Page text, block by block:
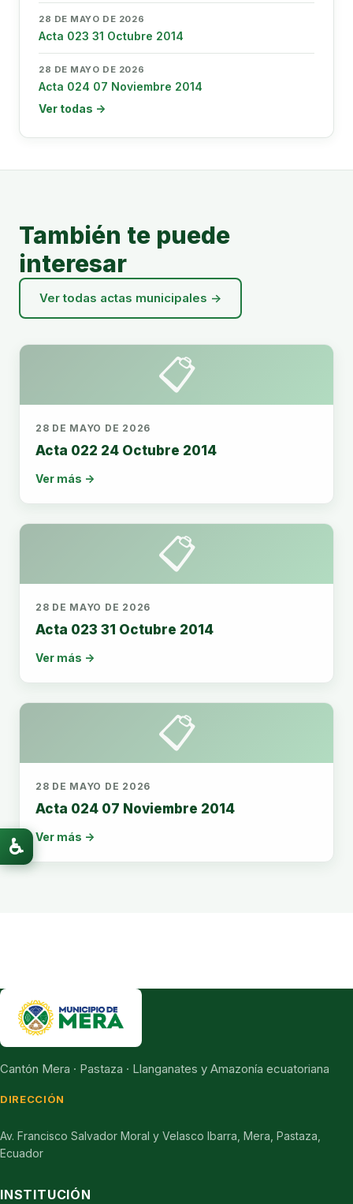
28 DE MAYO DE 2026
Acta 023 31 Octubre 2014
28 DE MAYO DE 2026
Acta 024 07 Noviembre 2014
Ver todas →
También te puede
interesar
Ver todas actas municipales →
📋
28 DE MAYO DE 2026
Acta 022 24 Octubre 2014
Ver más →
📋
28 DE MAYO DE 2026
Acta 023 31 Octubre 2014
Ver más →
📋
28 DE MAYO DE 2026
Acta 024 07 Noviembre 2014
Ver más →
Cantón Mera · Pastaza · Llanganates y Amazonía ecuatoriana
DIRECCIÓN
Av. Francisco Salvador Moral y Velasco Ibarra, Mera, Pastaza,
Ecuador
INSTITUCIÓN
♿